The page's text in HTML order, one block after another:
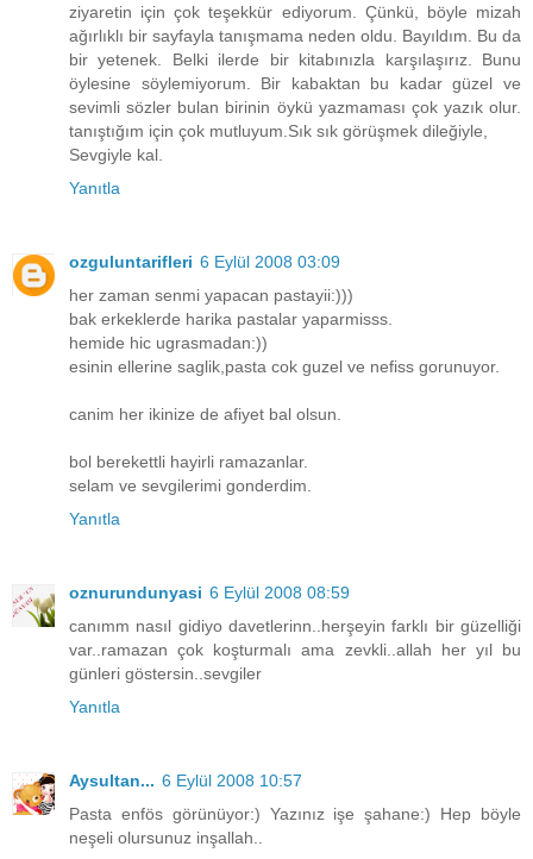
ziyaretin için çok teşekkür ediyorum. Çünkü, böyle mizah
ağırlıklı bir sayfayla tanışmama neden oldu. Bayıldım. Bu da
bir yetenek. Belki ilerde bir kitabınızla karşılaşırız. Bunu
öylesine söylemiyorum. Bir kabaktan bu kadar güzel ve
sevimli sözler bulan birinin öykü yazmaması çok yazık olur.
tanıştığım için çok mutluyum.Sık sık görüşmek dileğiyle,
Sevgiyle kal.
Yanıtla
ozguluntarifleri 6 Eylül 2008 03:09
her zaman senmi yapacan pastayii:)))
bak erkeklerde harika pastalar yaparmisss.
hemide hic ugrasmadan:))
esinin ellerine saglik,pasta cok guzel ve nefiss gorunuyor.
canim her ikinize de afiyet bal olsun.
bol berekettli hayirli ramazanlar.
selam ve sevgilerimi gonderdim.
Yanıtla
oznurundunyasi 6 Eylül 2008 08:59
canımm nasıl gidiyo davetlerinn..herşeyin farklı bir güzelliği
var..ramazan çok koşturmalı ama zevkli..allah her yıl bu
günleri göstersin..sevgiler
Yanıtla
Aysultan... 6 Eylül 2008 10:57
Pasta enfös görünüyor:) Yazınız işe şahane:) Hep böyle
neşeli olursunuz inşallah..